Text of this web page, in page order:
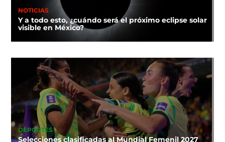
NOTICIAS
Y a todo esto, ¿cuándo será el próximo eclipse solar
visible en México?
DEPORTES
Selecciones clasificadas al Mundial Femenil 2027